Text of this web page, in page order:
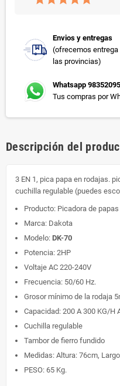
Envios y entregas
(ofrecemos entrega
las provincias)
Whatsapp
Tus compras por
Descripción del
3 EN 1, pica papa en rodajas.
cuchilla regulable (puedes
Producto: Picadora de papas
Marca: Dakota
Modelo: DK-70
Potencia: 2HP
Voltaje AC 220-240V
Frecuencia: 50/60 Hz.
Grosor mínimo de la rodaja
Capacidad: 200 A 300 KG/H
Cuchilla regulable
Tambor de fierro fundido
Medidas: Altura: 76cm,
PESO: 65 Kg.